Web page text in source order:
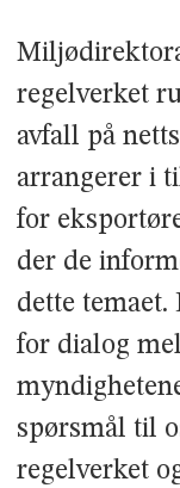
regelverket
avfall på
arrangerer i
for
der de
dette
for dialog
spørsmål til
regelverket